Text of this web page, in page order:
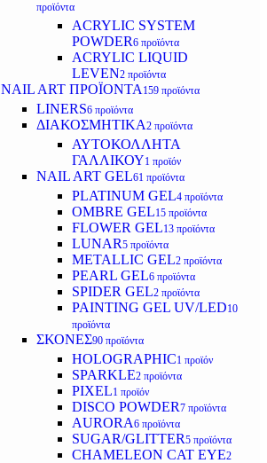
προϊόντα
ACRYLIC SYSTEM
POWDER6 προϊόντα
ACRYLIC LIQUID
LEVEN2 προϊόντα
NAIL ART ΠΡΟΪΟΝΤΑ 159 προϊόντα
LINERS6 προϊόντα
ΔΙΑΚΟΣΜΗΤΙΚΑ2 προϊόντα
ΑΥΤΟΚΟΛΛΗΤΑ
ΓΑΛΛΙΚΟΥ1 προϊόν
NAIL ART GEL61 προϊόντα
PLATINUM GEL4 προϊόντα
OMBRE GEL15 προϊόντα
FLOWER GEL13 προϊόντα
LUNAR5 προϊόντα
METALLIC GEL2 προϊόντα
PEARL GEL6 προϊόντα
SPIDER GEL2 προϊόντα
PAINTING GEL UV/LED10
προϊόντα
ΣΚΟΝΕΣ90 προϊόντα
HOLOGRAPHIC1 προϊόν
SPARKLE2 προϊόντα
PIXEL1 προϊόν
DISCO POWDER7 προϊόντα
AURORA6 προϊόντα
SUGAR/GLITTER5 προϊόντα
CHAMELEON CAT EYE2